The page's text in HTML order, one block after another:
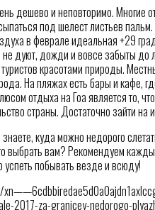
дешево и неповторимо. Многие
под шелест листьев пальм.
в феврале идеальная +29
не дуют, дожди и вовсе забыты до
туристов красотами природы.
На пляжах есть бары и кафе,
отдыха на Гоа является то,
страны. Достаточно зайти
знаете, куда можно недорого
выбрать вам? Рекомендуем
успеть побывать везде и всюду!
2017-za-granicey-nedorogo-